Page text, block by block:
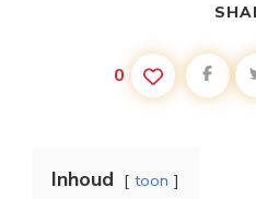
0
Inhoud toon